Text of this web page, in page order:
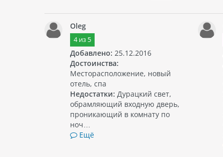
Oleg
4из 5
Добавлено: 25.12.2016
Достоинства:
Месторасположение, новый
отель, спа
Недостатки: Дурацкий свет,
обрамляющий входную дверь,
проникающий в комнату по
ноч…
Ещё